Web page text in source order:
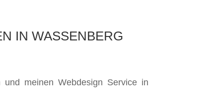
IN WASSENBERG
meinen Webdesign Service in